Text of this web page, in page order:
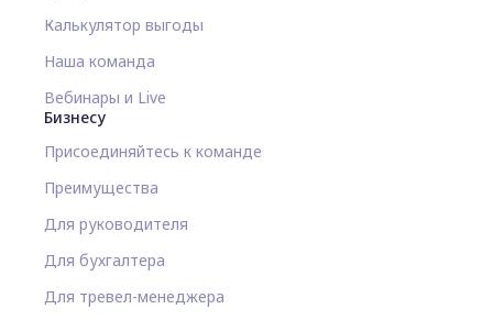
Калькулятор выгоды
Наша команда
Вебинары и Live
Бизнесу
Присоединяйтесь к команде
Преимущества
Для руководителя
Для бухгалтера
Для тревел-менеджера